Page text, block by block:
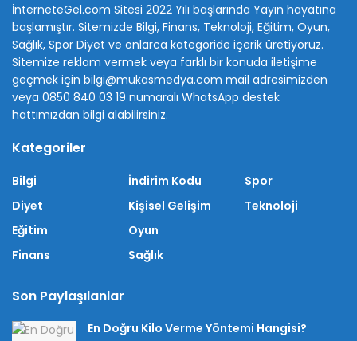
İnterneteGel.com Sitesi 2022 Yılı başlarında Yayın hayatına
başlamıştır. Sitemizde Bilgi, Finans, Teknoloji, Eğitim, Oyun,
Sağlık, Spor Diyet ve onlarca kategoride içerik üretiyoruz.
Sitemize reklam vermek veya farklı bir konuda iletişime
geçmek için bilgi@mukasmedya.com mail adresimizden
veya 0850 840 03 19 numaralı WhatsApp destek
hattımızdan bilgi alabilirsiniz.
Kategoriler
Bilgi
Diyet
Eğitim
Finans
İndirim Kodu
Kişisel Gelişim
Oyun
Sağlık
Spor
Teknoloji
Son Paylaşılanlar
En Doğru Kilo Verme Yöntemi Hangisi?